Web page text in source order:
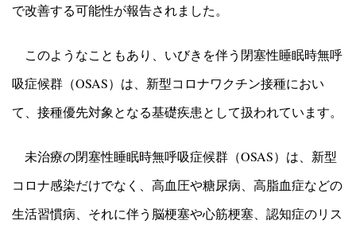
で改善する可能性が報告されました。
このようなこともあり、いびきを伴う閉塞性睡眠時無呼
吸症候群（OSAS）は、新型コロナワクチン接種におい
て、接種優先対象となる基礎疾患として扱われています。
未治療の閉塞性睡眠時無呼吸症候群（OSAS）は、新型
コロナ感染だけでなく、高血圧や糖尿病、高脂血症などの
生活習慣病、それに伴う脳梗塞や心筋梗塞、認知症のリス